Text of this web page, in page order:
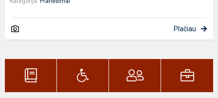
Plačiau